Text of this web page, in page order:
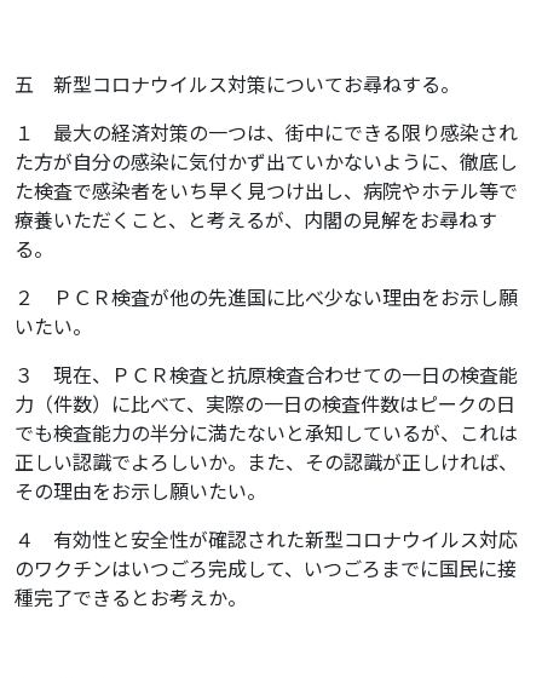
五 新型コロナウイルス対策についてお尋ねする。
１ 最大の経済対策の一つは、街中にできる限り感染され
た方が自分の感染に気付かず出ていかないように、徹底し
た検査で感染者をいち早く見つけ出し、病院やホテル等で
療養いただくこと、と考えるが、内閣の見解をお尋ねす
る。
２ ＰＣＲ検査が他の先進国に比べ少ない理由をお示し願
いたい。
３ 現在、ＰＣＲ検査と抗原検査合わせての一日の検査能
力（件数）に比べて、実際の一日の検査件数はピークの日
でも検査能力の半分に満たないと承知しているが、これは
正しい認識でよろしいか。また、その認識が正しければ、
その理由をお示し願いたい。
４ 有効性と安全性が確認された新型コロナウイルス対応
のワクチンはいつごろ完成して、いつごろまでに国民に接
種完了できるとお考えか。